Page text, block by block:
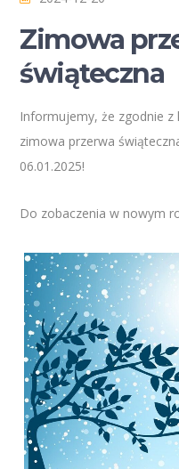
Zimowa
świąteczna
Informujemy, że zgodnie
zimowa przerwa
06.01.2025!
Do zobaczenia w nowym